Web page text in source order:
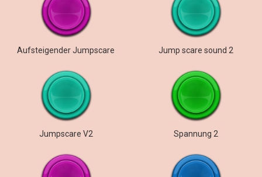
Aufsteigender Jumpscare Jump scare sound 2
Jumpscare V2 Spannung 2